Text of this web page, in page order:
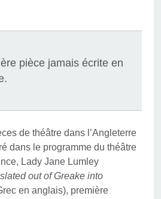
pièce jamais écrite en
de théâtre dans l’Angleterre
dans le programme du théâtre
Lady Jane Lumley
out of Greake into
en anglais), première